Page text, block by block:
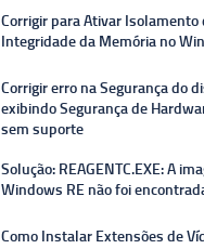
Corrigir para Ativar Isolamento
Integridade da Memória no
Corrigir erro na Segurança do
exibindo Segurança de
sem suporte
Solução: REAGENTC.EXE: A
Windows RE não foi
Como Instalar Extensões de